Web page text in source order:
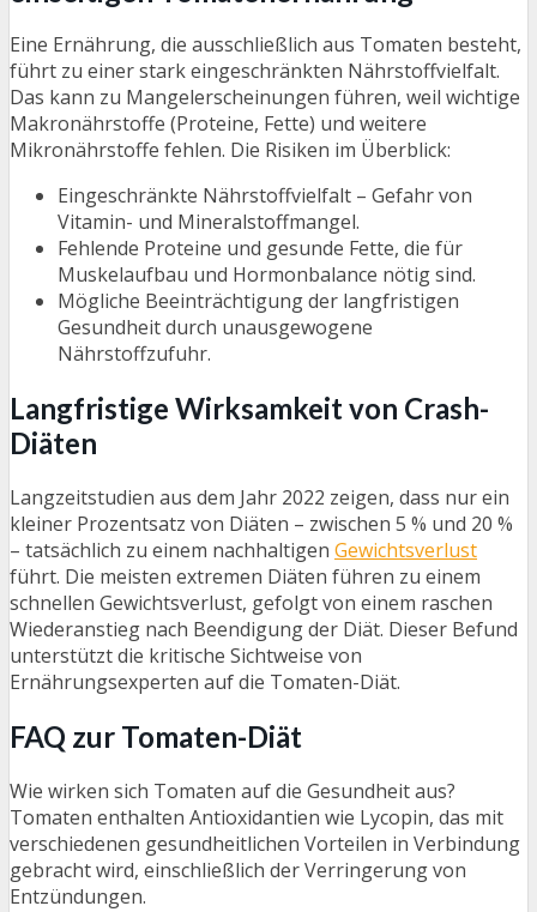
Eine Ernährung, die ausschließlich aus Tomaten besteht,
führt zu einer stark eingeschränkten Nährstoffvielfalt.
Das kann zu Mangelerscheinungen führen, weil wichtige
Makronährstoffe (Proteine, Fette) und weitere
Mikronährstoffe fehlen. Die Risiken im Überblick:
Eingeschränkte Nährstoffvielfalt – Gefahr von
Vitamin- und Mineralstoffmangel.
Fehlende Proteine und gesunde Fette, die für
Muskelaufbau und Hormonbalance nötig sind.
Mögliche Beeinträchtigung der langfristigen
Gesundheit durch unausgewogene
Nährstoffzufuhr.
Langfristige Wirksamkeit von Crash-
Diäten
Langzeitstudien aus dem Jahr 2022 zeigen, dass nur ein
kleiner Prozentsatz von Diäten – zwischen 5 % und 20 %
– tatsächlich zu einem nachhaltigen Gewichtsverlust
führt. Die meisten extremen Diäten führen zu einem
schnellen Gewichtsverlust, gefolgt von einem raschen
Wiederanstieg nach Beendigung der Diät. Dieser Befund
unterstützt die kritische Sichtweise von
Ernährungsexperten auf die Tomaten-Diät.
FAQ zur Tomaten-Diät
Wie wirken sich Tomaten auf die Gesundheit aus?
Tomaten enthalten Antioxidantien wie Lycopin, das mit
verschiedenen gesundheitlichen Vorteilen in Verbindung
gebracht wird, einschließlich der Verringerung von
Entzündungen.